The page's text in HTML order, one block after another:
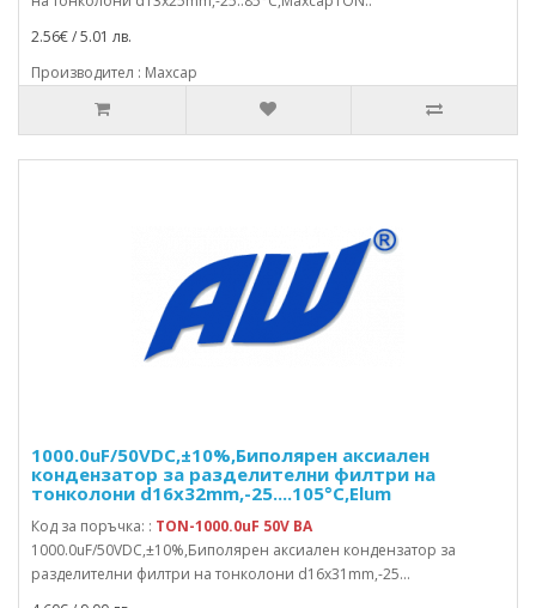
2.56€ / 5.01 лв.
Производител : Maxcap
1000.0uF/50VDC,±10%,Биполярен аксиален
кондензатор за разделителни филтри на
тонколони d16x32mm,-25....105°C,Elum
Код за поръчка: : TON-1000.0uF 50V BA
1000.0uF/50VDC,±10%,Биполярен аксиален кондензатор за
разделителни филтри на тонколони d16x31mm,-25...